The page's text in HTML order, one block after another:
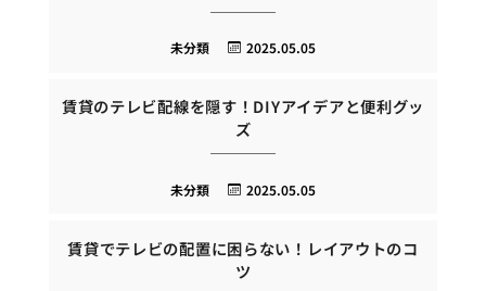
2025.05.05
未分類
賃貸のテレビ配線を隠す！DIYアイデアと便利グッ
ズ
2025.05.05
未分類
賃貸でテレビの配置に困らない！レイアウトのコ
ツ